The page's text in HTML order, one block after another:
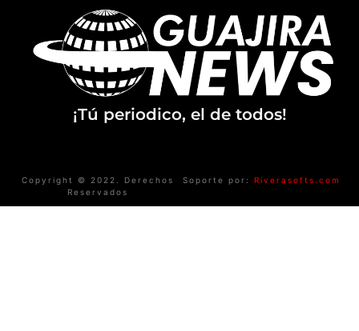
¡Tú periodico, el de todos!
Copyright © 2022. Derechos
Reservados
Soporte por: Riverasofts.com